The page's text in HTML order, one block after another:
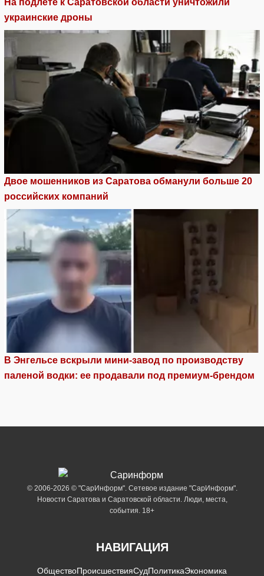
украинские дроны
Двое мошенников из Саратова обманули больше 20
российских компаний
В Энгельсе вскрыли мини-завод по производству
паленой водки: ее продавали под премиум-брендом
© 2006-2026 © "СарИнформ". Сетевое издание "СарИнформ".
Новости Саратова и Саратовской области. Люди, места,
события. 18+
НАВИГАЦИЯ
ОбществоПроисшествияСудПолитикаЭкономика